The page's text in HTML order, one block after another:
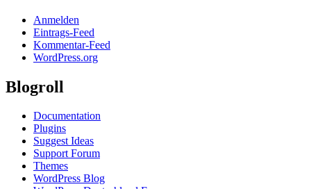
Anmelden
Eintrags-Feed
Kommentar-Feed
WordPress.org
Blogroll
Documentation
Plugins
Suggest Ideas
Support Forum
Themes
WordPress Blog